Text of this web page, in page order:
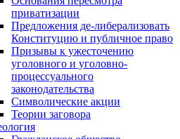
приватизации
Предложения де-либерализовать
Конституцию и публичное право
Призывы к ужесточению
уголовного и уголовно-
процессуального
законодательства
Символические акции
Теории заговора